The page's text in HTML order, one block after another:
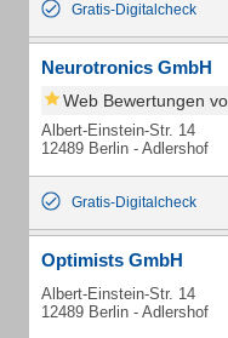
Gratis-Digitalcheck
Neurotronics GmbH
Web Bewertungen
Albert-Einstein-Str. 14
12489 Berlin - Adlershof
Gratis-Digitalcheck
Optimists GmbH
Albert-Einstein-Str. 14
12489 Berlin - Adlershof